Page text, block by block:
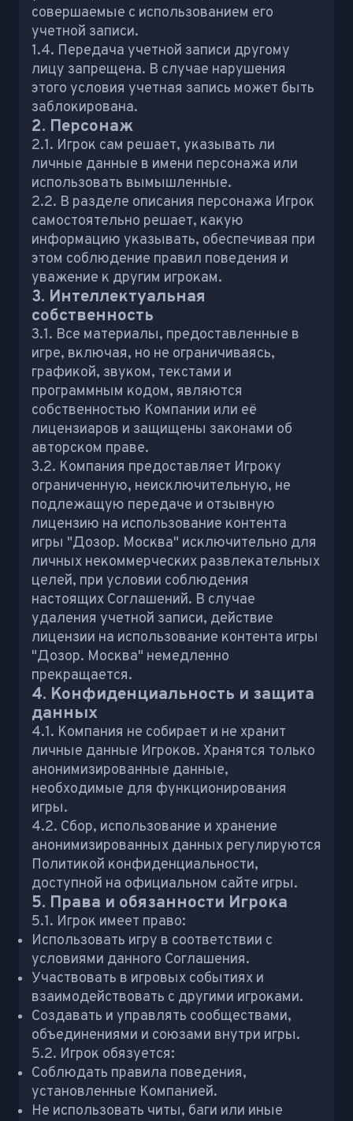
совершаемые с использованием его
учетной записи.
1.4. Передача учетной записи другому
лицу запрещена. В случае нарушения
этого условия учетная запись может быть
заблокирована.
2. Персонаж
2.1. Игрок сам решает, указывать ли
личные данные в имени персонажа или
использовать вымышленные.
2.2. В разделе описания персонажа Игрок
самостоятельно решает, какую
информацию указывать, обеспечивая при
этом соблюдение правил поведения и
уважение к другим игрокам.
3. Интеллектуальная
собственность
3.1. Все материалы, предоставленные в
игре, включая, но не ограничиваясь,
графикой, звуком, текстами и
программным кодом, являются
собственностью Компании или её
лицензиаров и защищены законами об
авторском праве.
3.2. Компания предоставляет Игроку
ограниченную, неисключительную, не
подлежащую передаче и отзывную
лицензию на использование контента
игры "Дозор. Москва" исключительно для
личных некоммерческих развлекательных
целей, при условии соблюдения
настоящих Соглашений. В случае
удаления учетной записи, действие
лицензии на использование контента игры
"Дозор. Москва" немедленно
прекращается.
4. Конфиденциальность и защита
данных
4.1. Компания не собирает и не хранит
личные данные Игроков. Хранятся только
анонимизированные данные,
необходимые для функционирования
игры.
4.2. Сбор, использование и хранение
анонимизированных данных регулируются
Политикой конфиденциальности,
доступной на официальном сайте игры.
5. Права и обязанности Игрока
5.1. Игрок имеет право:
Использовать игру в соответствии с
условиями данного Соглашения.
Участвовать в игровых событиях и
взаимодействовать с другими игроками.
Создавать и управлять сообществами,
объединениями и союзами внутри игры.
5.2. Игрок обязуется:
Соблюдать правила поведения,
установленные Компанией.
Не использовать читы, баги или иные